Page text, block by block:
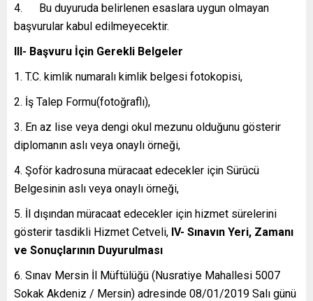
4. Bu duyuruda belirlenen esaslara uygun olmayan
başvurular kabul edilmeyecektir.
III- Başvuru İçin Gerekli Belgeler
T.C. kimlik numaralı kimlik belgesi fotokopisi,
İş Talep Formu(fotoğraflı),
En az lise veya dengi okul mezunu olduğunu gösterir
diplomanın aslı veya onaylı örneği,
Şoför kadrosuna müracaat edecekler için Sürücü
Belgesinin aslı veya onaylı örneği,
İl dışından müracaat edecekler için hizmet sürelerini
gösterir tasdikli Hizmet Cetveli, IV- Sınavın Yeri, Zamanı
ve Sonuçlarının Duyurulması
Sınav Mersin İl Müftülüğü (Nusratiye Mahallesi 5007
Sokak Akdeniz / Mersin) adresinde 08/01/2019 Salı günü